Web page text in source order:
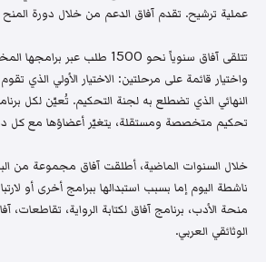
عملية ترشيح. تقدم آفاق الدعم من خلال دورة
تتلقى آفاق سنوياً نحو 1500 طلب
واختيار قائمة على مرحلتين: الاختيار الأولي الذي تقوم
النهائي الذي تضطلع به لجنة التحكيم. تُعيّن لكل
تحكيم متخصصة ومستقلة، يتغيّر أعضاؤها مع كل
خلال السنوات الماضية، أطلقت آفاق مجموعة من
ناشطة اليوم إما بسبب استبدالها ببرامج أخرى أو
منحة الأدب، برنامج آفاق لكتابة الرواية، تقاطعات،
الوثائقي العربي.